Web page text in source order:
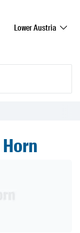
Lower Austria
Horn